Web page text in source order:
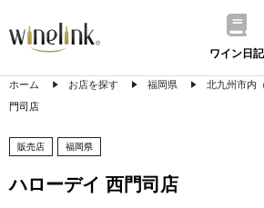
ワイン日記
ホーム お店を探す 福岡県 北九州市内
門司店
販売店 福岡県
ハローデイ 西門司店